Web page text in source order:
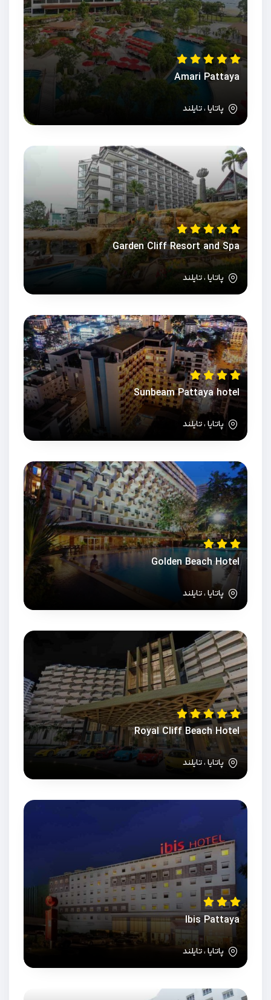
Amari Pattaya
پاتایا ، تایلند
Garden Cliff Resort and Spa
پاتایا ، تایلند
Sunbeam Pattaya hotel
پاتایا ، تایلند
Golden Beach Hotel
پاتایا ، تایلند
Royal Cliff Beach Hotel
پاتایا ، تایلند
Ibis Pattaya
پاتایا ، تایلند